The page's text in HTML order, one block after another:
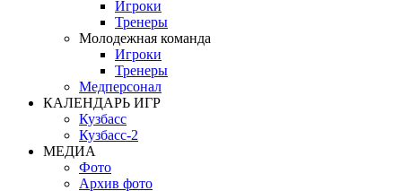
Игроки
Тренеры
Молодежная команда
Игроки
Тренеры
Медперсонал
КАЛЕНДАРЬ ИГР
Кузбасс
Кузбасс-2
МЕДИА
Фото
Архив фото